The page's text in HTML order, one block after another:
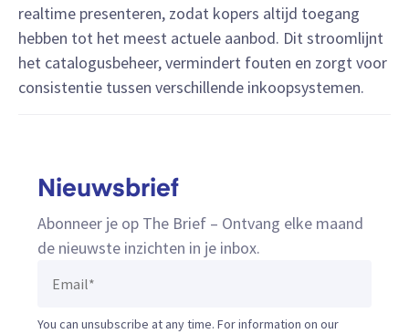
realtime presenteren, zodat kopers altijd toegang
hebben tot het meest actuele aanbod. Dit stroomlijnt
het catalogusbeheer, vermindert fouten en zorgt voor
consistentie tussen verschillende inkoopsystemen.
Nieuwsbrief
Abonneer je op The Brief – Ontvang elke maand
de nieuwste inzichten in je inbox.
You can unsubscribe at any time. For information on our